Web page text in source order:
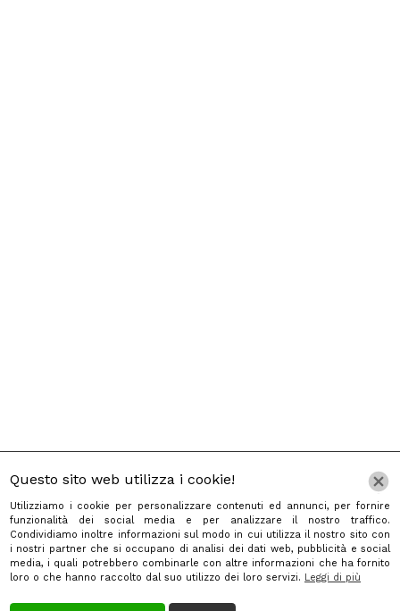
Home
Chi Siamo
Questo sito web utilizza i cookie!
Utilizziamo i cookie per personalizzare contenuti ed annunci, per fornire
funzionalità dei social media e per analizzare il nostro traffico.
Condividiamo inoltre informazioni sul modo in cui utilizza il nostro sito con
i nostri partner che si occupano di analisi dei dati web, pubblicità e social
media, i quali potrebbero combinarle con altre informazioni che ha fornito
loro o che hanno raccolto dal suo utilizzo dei loro servizi. Leggi di più